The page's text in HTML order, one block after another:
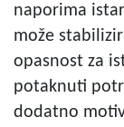
naporima
može
opasnost za
potaknuti
dodatno